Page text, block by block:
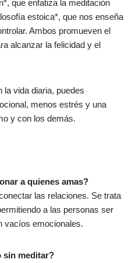
que enfatiza la meditación
estoica*, que nos enseña
Ambos promueven el
alcanzar la felicidad y el
la vida diaria, puedes
menos estrés y una
y con los demás.
a quienes amas?
las relaciones. Se trata
a las personas ser
vacíos emocionales.
sin meditar?